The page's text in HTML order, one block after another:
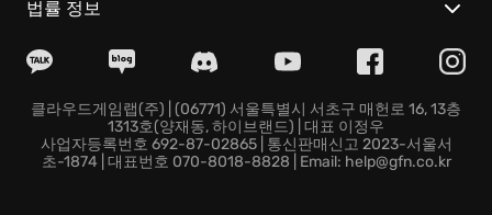
법률 정보
클라우드게임랩(주) | (06771) 서울특별시 서초구 매헌로 16, 13층
1313호(양재동, 하이브랜드) | 대표 이정우
사업자등록번호 692-87-02865 | 통신판매신고 2023-서울서
초-1874 | 대표번호 070-8018-8828 | Email: help@gfn.co.kr